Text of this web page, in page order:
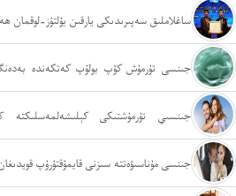
ساغلاملىق سەپىرىدىكى يارقىن يۇلتۇز-لوقمان
زىيىنى جىنسىي تۇرمۇشتىكى كېلىشەلمەسلىكتە
ئەھۋاللار جىنسى مۇناسىۋەتتە سىزنى قايمۇقتۇرۇپ